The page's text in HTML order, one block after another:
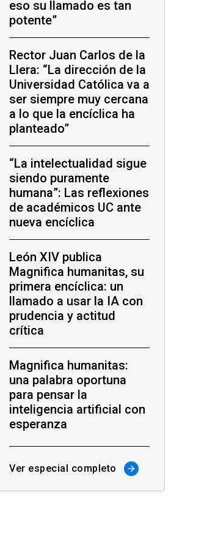
eso su llamado es tan
potente”
Rector Juan Carlos de la
Llera: “La dirección de la
Universidad Católica va a
ser siempre muy cercana
a lo que la encíclica ha
planteado”
“La intelectualidad sigue
siendo puramente
humana”: Las reflexiones
de académicos UC ante
nueva encíclica
León XIV publica
Magnifica humanitas, su
primera encíclica: un
llamado a usar la IA con
prudencia y actitud
crítica
Magnifica humanitas:
una palabra oportuna
para pensar la
inteligencia artificial con
esperanza
Ver especial completo arrow_forward